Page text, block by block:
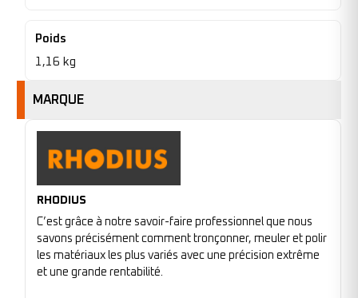
Poids
1,16 kg
MARQUE
RHODIUS
C’est grâce à notre savoir-faire professionnel que nous
savons précisément comment tronçonner, meuler et polir
les matériaux les plus variés avec une précision extrême
et une grande rentabilité.